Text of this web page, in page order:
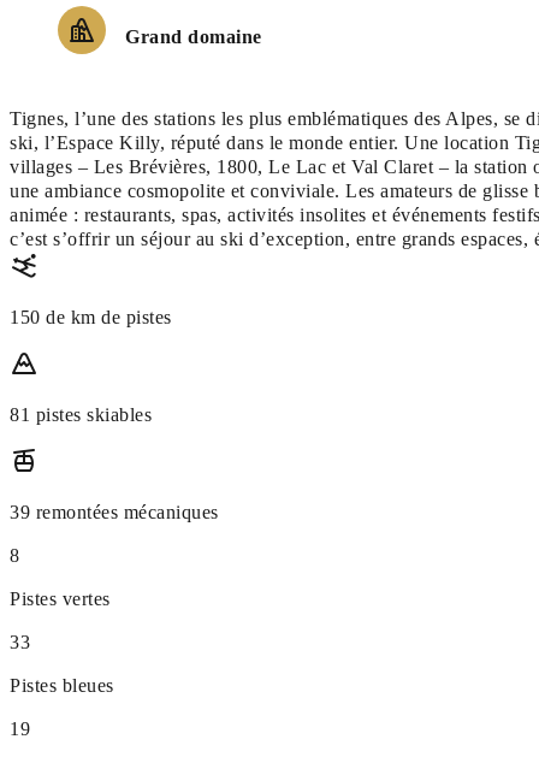
Grand domaine
Tignes, l’une des stations les plus emblématiques des Alpes,
ski, l’Espace Killy, réputé dans le monde entier. Une location
villages – Les Brévières, 1800, Le Lac et Val Claret – la station
une ambiance cosmopolite et conviviale. Les amateurs de
animée : restaurants, spas, activités insolites et événements
c’est s’offrir un séjour au ski d’exception, entre grands
150 de km de pistes
81 pistes skiables
39 remontées mécaniques
8
Pistes vertes
33
Pistes bleues
19